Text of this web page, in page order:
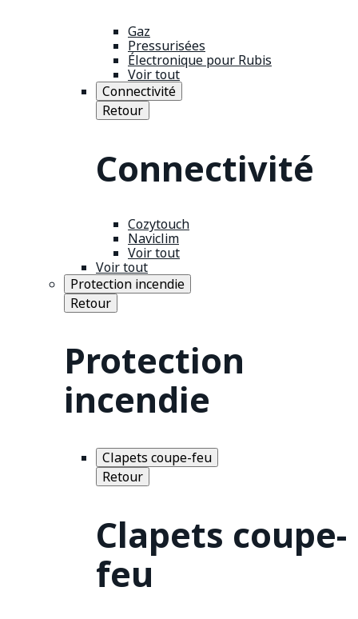
Gaz
Pressurisées
Électronique pour Rubis
Voir tout
Connectivité
Retour
Connectivité
Cozytouch
Naviclim
Voir tout
Voir tout
Protection incendie
Retour
Protection
incendie
Clapets coupe-feu
Retour
Clapets coupe-
feu